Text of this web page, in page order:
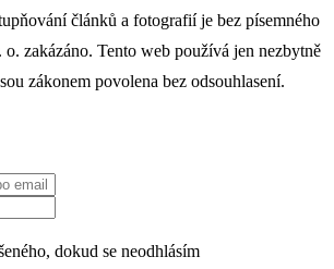
článků a fotografií je bez písemného
o. zakázáno. Tento web používá jen nezbytně
zákonem povolena bez odsouhlasení.
​​dokud se neodhlásím